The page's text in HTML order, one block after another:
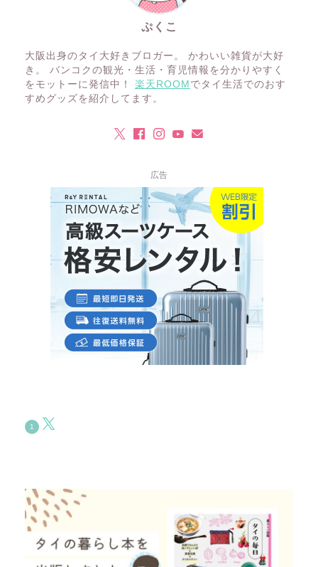
ぷくこ
大阪出身のタイ大好きブロガー。 かわいい雑貨が大好
き。 バンコクの観光・生活・育児情報を分かりやすく
をモットーに発信中！ 楽天ROOM でタイ生活でのおす
すめグッズを紹介してます。
広告